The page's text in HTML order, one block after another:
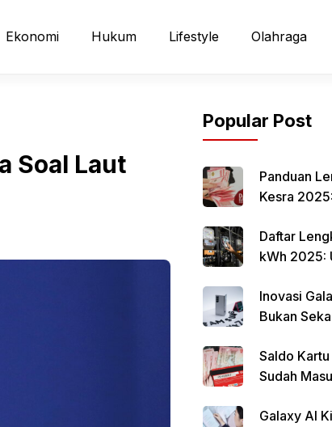
Ekonomi Hukum Lifestyle Olahraga
Soal Laut
Popular Post
Panduan
Kesra
Daftar
kWh 2025:
Inovasi
Bukan
Saldo Kartu
Sudah
Galaxy AI